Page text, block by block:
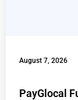
August 7, 2026
PayGlocal